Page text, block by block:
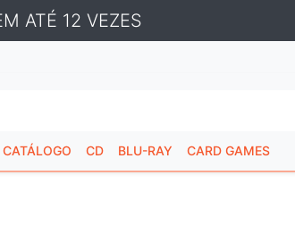
ATÉ 12 VEZES
CATÁLOGO CD BLU-RAY CARD GAMES